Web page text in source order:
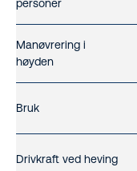
personer
Manøvrering i
høyden
Bruk
Drivkraft ved heving